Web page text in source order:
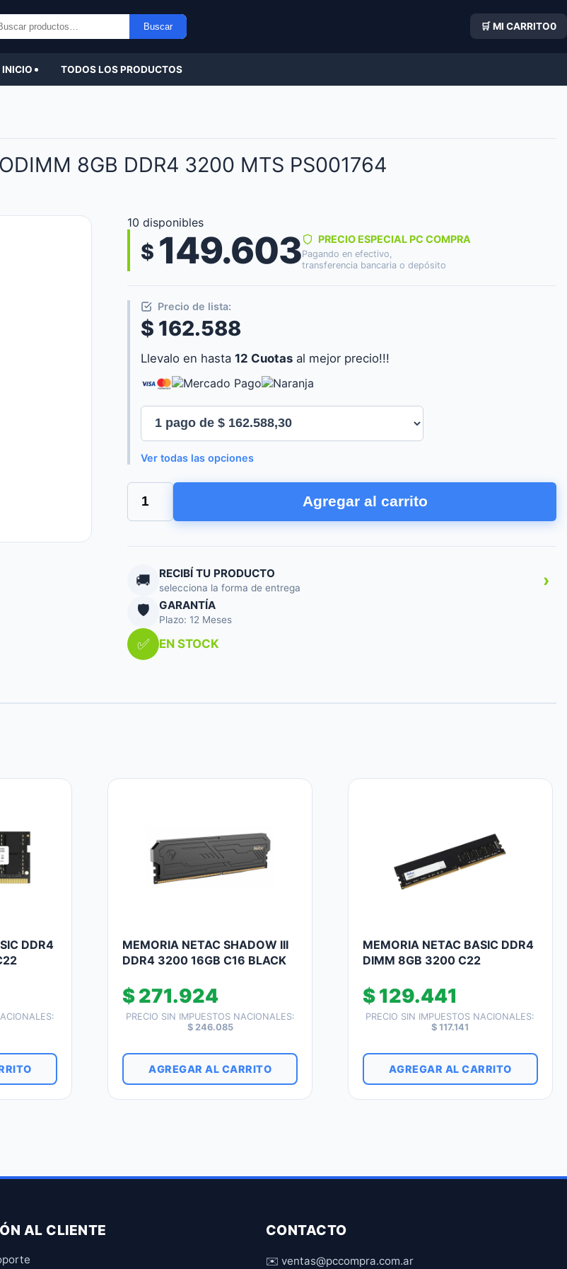
Buscar 🛒 MI CARRITO0
INICIO TODOS LOS PRODUCTOS
8GB DDR4 3200 MTS PS001764
10 disponibles
$ 149.603 PRECIO ESPECIAL PC COMPRA
Pagando en efectivo,
transferencia bancaria o depósito
Precio de lista:
$ 162.588
Llevalo en hasta 12 Cuotas al mejor precio!!!
Ver todas las opciones
MEMORIA
PATRIOT
SIGNATURE
DDR4
3200
MTS
PS001764
cantidad
Agregar al carrito
🚚 RECIBÍ TU PRODUCTO
selecciona la forma de entrega ›
🛡️ GARANTÍA
Plazo: 12 Meses
✅ EN STOCK
DDR4
MEMORIA NETAC SHADOW III
DDR4 3200 16GB C16 BLACK
$271.924
PRECIO SIN IMPUESTOS NACIONALES:
$246.085
AGREGAR AL CARRITO
MEMORIA NETAC BASIC DDR4
DIMM 8GB 3200 C22
$129.441
PRECIO SIN IMPUESTOS NACIONALES:
$ 117.141
AGREGAR AL CARRITO
AL CLIENTE CONTACTO
✉️ ventas@pccompra.com.ar